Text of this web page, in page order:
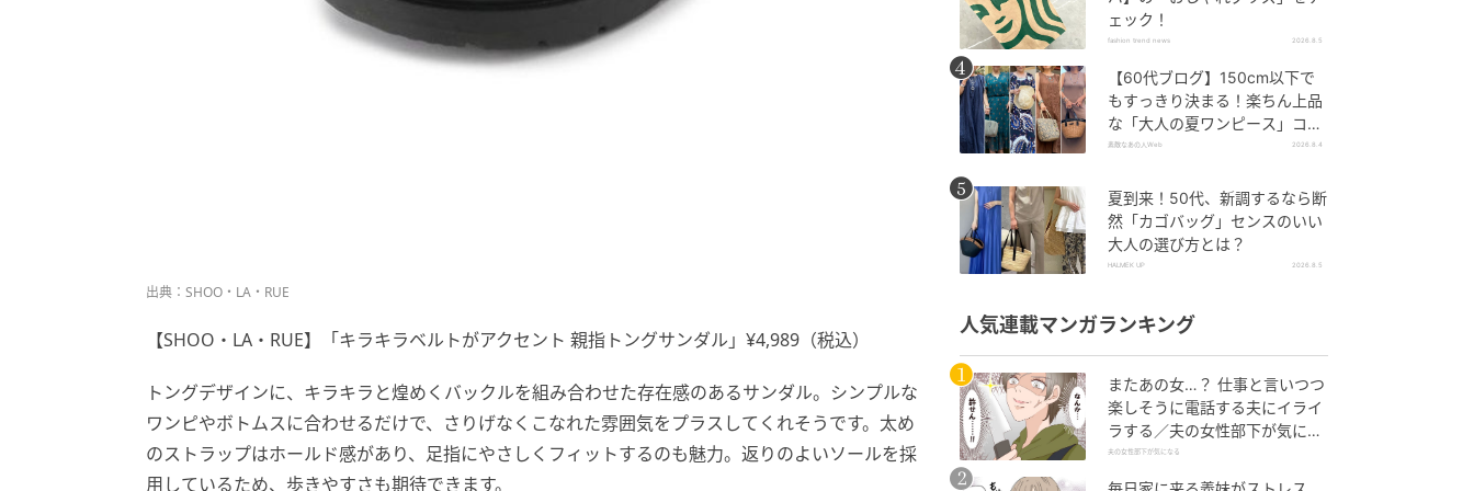
出典：SHOO・LA・RUE
【SHOO・LA・RUE】「キラキラベルトがアクセント 親指トングサンダル」¥4,989（税込）
トングデザインに、キラキラと煌めくバックルを組み合わせた存在感のあるサンダル。シンプルな
ワンピやボトムスに合わせるだけで、さりげなくこなれた雰囲気をプラスしてくれそうです。太め
のストラップはホールド感があり、足指にやさしくフィットするのも魅力。返りのよいソールを採
用しているため、歩きやすさも期待できます。
ェック！
fashion trend news 2026.8.5
【60代ブログ】150cm以下で
もすっきり決まる！楽ちん上品
な「大人の夏ワンピース」コー
デ６選
素敵なあの人Web 2026.8.4
夏到来！50代、新調するなら断
然「カゴバッグ」センスのいい
大人の選び方とは？
HALMEK UP 2026.8.5
人気連載マンガランキング
またあの女…？ 仕事と言いつつ
楽しそうに電話する夫にイライ
ラする／夫の女性部下が気にな
る（1）【夫婦の危機 まんが】
夫の女性部下が気になる